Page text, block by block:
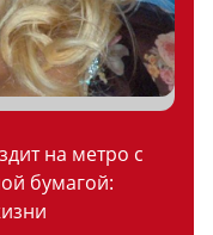
на метро с
бумагой: